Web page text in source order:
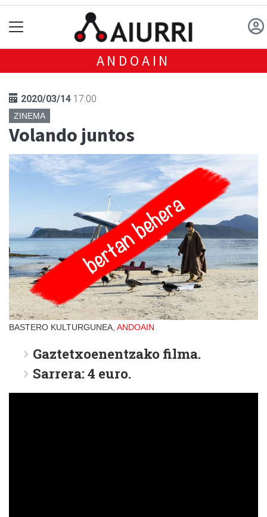
ANDOAIN
2020/03/14 17:00
ZINEMA
Volando juntos
BASTERO KULTURGUNEA, ANDOAIN
Gaztetxoenentzako filma.
Sarrera: 4 euro.